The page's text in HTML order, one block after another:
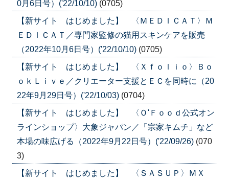
0月6日号）('22/10/10) (0705)
【新サイト はじめました】 〈ＭＥＤＩＣＡＴ〉Ｍ
ＥＤＩＣＡＴ／専門家監修の猫用スキンケアを販売
（2022年10月6日号）('22/10/10) (0705)
【新サイト はじめました】 〈Ｘｆｏｌｉｏ〉Ｂｏ
ｏｋＬｉｖｅ／クリエーター支援とＥＣを同時に（20
22年9月29日号）('22/10/03) (0704)
【新サイト はじめました】 〈Ｏ'Ｆｏｏｄ公式オン
ラインショップ〉大象ジャパン／「宗家キムチ」など
本場の味広げる（2022年9月22日号）('22/09/26) (070
3)
【新サイト はじめました】 〈ＳＡＳＵＰ〉ＭＸ